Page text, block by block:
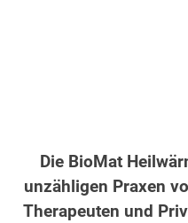
Die BioMat
unzähligen Praxen
Therapeuten und